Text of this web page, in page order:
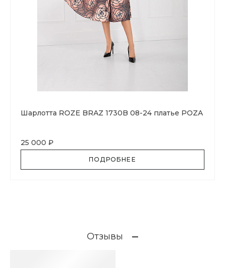
Шарлотта ROZE BRAZ 1730B 08-24 платье POZA
25 000 ₽
ПОДРОБНЕЕ
Отзывы